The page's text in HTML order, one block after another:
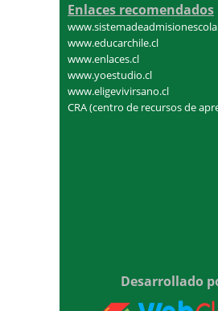
Enlaces recomendados
www.educarchile.cl
www.enlaces.cl
www.yoestudio.cl
www.eligevivirsano.cl
CRA (centro de recursos de
Desarrollado